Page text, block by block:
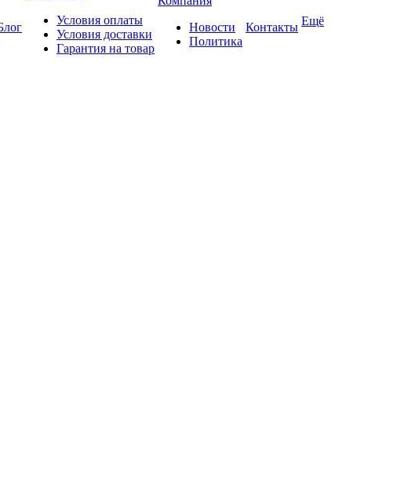
Условия оплаты
Условия доставки
Гарантия на товар
Новости
Политика
Контакты Ещё